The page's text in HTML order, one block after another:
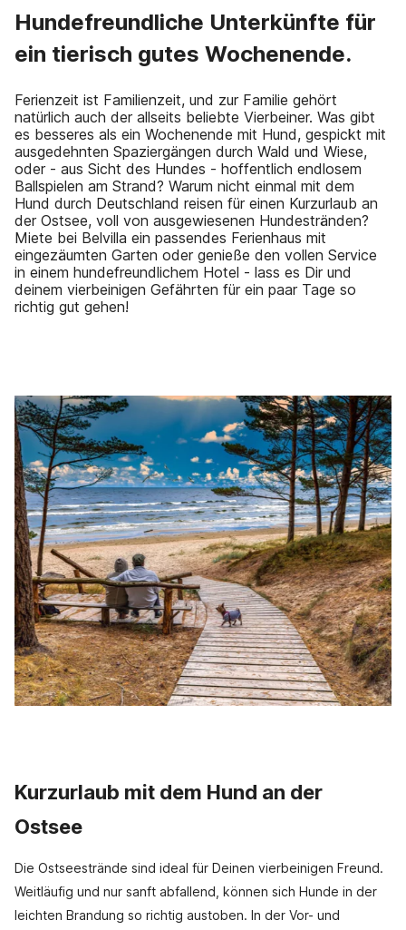
Hundefreundliche Unterkünfte für
ein tierisch gutes Wochenende.
Ferienzeit ist Familienzeit, und zur Familie gehört
natürlich auch der allseits beliebte Vierbeiner. Was gibt
es besseres als ein Wochenende mit Hund, gespickt mit
ausgedehnten Spaziergängen durch Wald und Wiese,
oder - aus Sicht des Hundes - hoffentlich endlosem
Ballspielen am Strand? Warum nicht einmal mit dem
Hund durch Deutschland reisen für einen Kurzurlaub an
der Ostsee, voll von ausgewiesenen Hundestränden?
Miete bei Belvilla ein passendes Ferienhaus mit
eingezäumten Garten oder genieße den vollen Service
in einem hundefreundlichem Hotel - lass es Dir und
deinem vierbeinigen Gefährten für ein paar Tage so
richtig gut gehen!
Kurzurlaub mit dem Hund an der
Ostsee
Die Ostseestrände sind ideal für Deinen vierbeinigen Freund.
Weitläufig und nur sanft abfallend, können sich Hunde in der
leichten Brandung so richtig austoben. In der Vor- und